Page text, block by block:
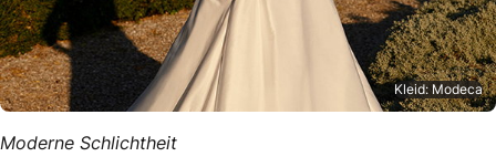
Kleid: Modeca
Moderne Schlichtheit